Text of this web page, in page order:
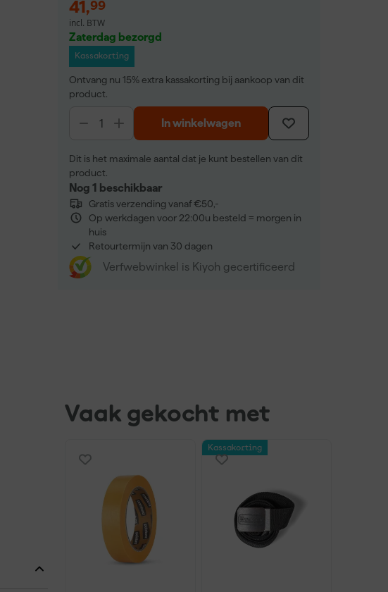
41,99
incl. BTW
Zaterdag bezorgd
Kassakorting
Ontvang nu 15% extra kassakorting bij aankoop van dit
product.
In winkelwagen
Dit is het maximale aantal dat je kunt bestellen van dit
product.
Nog 1 beschikbaar
Gratis verzending vanaf €50,-
Op werkdagen voor 22:00u besteld = morgen in
huis
Retourtermijn van 30 dagen
Verfwebwinkel is Kiyoh gecertificeerd
Vaak gekocht met
Kassakorting